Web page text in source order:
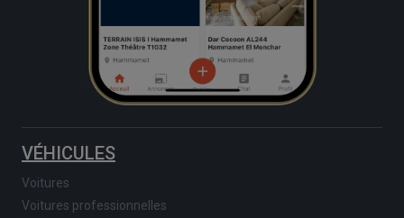
VÉHICULES
Voitures
Voitures professionnelles